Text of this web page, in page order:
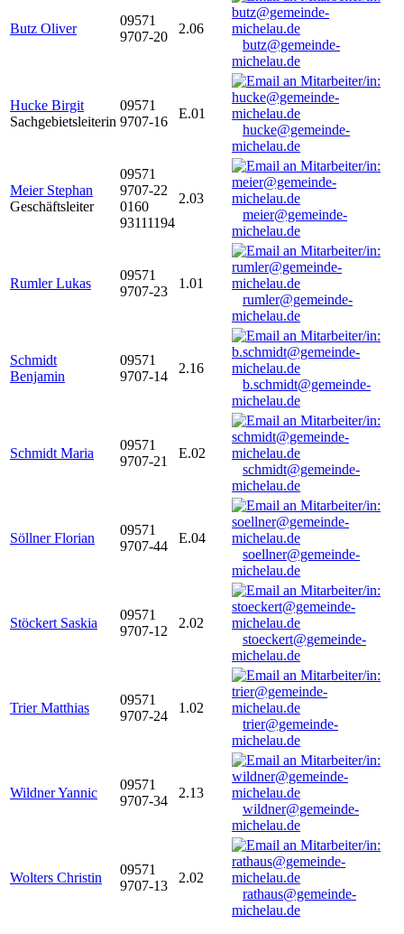
Butz Oliver
09571
9707-20
2.06
butz@gemeinde-
michelau.de
Hucke Birgit
Sachgebietsleiterin
09571
9707-16
E.01
hucke@gemeinde-
michelau.de
Meier Stephan
Geschäftsleiter
09571
9707-22
0160
93111194
2.03
meier@gemeinde-
michelau.de
Rumler Lukas
09571
9707-23
1.01
rumler@gemeinde-
michelau.de
Schmidt
Benjamin
09571
9707-14
2.16
b.schmidt@gemeinde-
michelau.de
Schmidt Maria
09571
9707-21
E.02
schmidt@gemeinde-
michelau.de
Söllner Florian
09571
9707-44
E.04
soellner@gemeinde-
michelau.de
Stöckert Saskia
09571
9707-12
2.02
stoeckert@gemeinde-
michelau.de
Trier Matthias
09571
9707-24
1.02
trier@gemeinde-
michelau.de
Wildner Yannic
09571
9707-34
2.13
wildner@gemeinde-
michelau.de
Wolters Christin
09571
9707-13
2.02
rathaus@gemeinde-
michelau.de